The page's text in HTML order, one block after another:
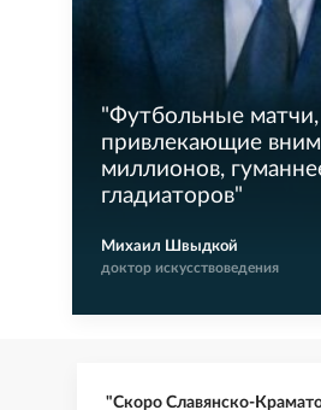
"Футбольные матчи,
привлекающие
миллионов,
гладиаторов"
Михаил Швыдкой
доктор искусствоведения
"Скоро Славянско-